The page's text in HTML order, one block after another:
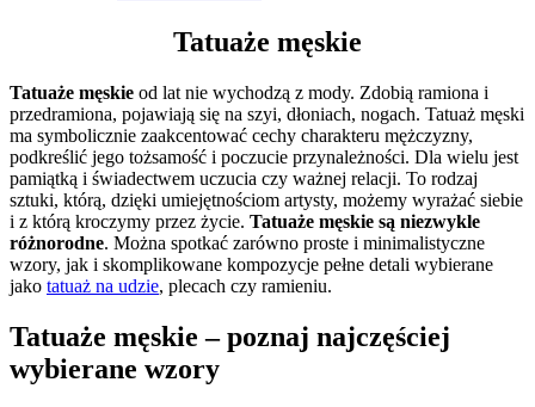
Tatuaże męskie
Tatuaże męskie od lat nie wychodzą z mody. Zdobią ramiona i
przedramiona, pojawiają się na szyi, dłoniach, nogach. Tatuaż męski
ma symbolicznie zaakcentować cechy charakteru mężczyzny,
podkreślić jego tożsamość i poczucie przynależności. Dla wielu jest
pamiątką i świadectwem uczucia czy ważnej relacji. To rodzaj
sztuki, którą, dzięki umiejętnościom artysty, możemy wyrażać siebie
i z którą kroczymy przez życie. Tatuaże męskie są niezwykle
różnorodne. Można spotkać zarówno proste i minimalistyczne
wzory, jak i skomplikowane kompozycje pełne detali wybierane
jako tatuaż na udzie, plecach czy ramieniu.
Tatuaże męskie – poznaj najczęściej
wybierane wzory